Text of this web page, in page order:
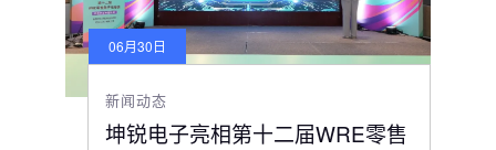
06月30日
新闻动态
坤锐电子亮相第十二届WRE零售